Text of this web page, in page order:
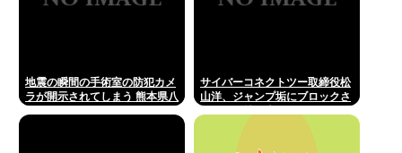
地震の瞬間の手術室の防犯カメ
ラが開示されてしまう 熊本県八
サイバーコネクトツー取締役松
山洋、ジャンプ垢にブロックさ